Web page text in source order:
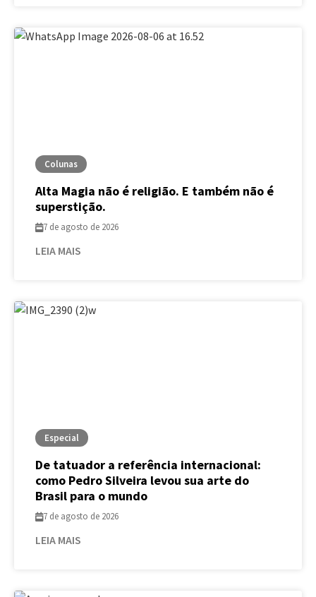
Colunas
Alta Magia não é religião. E também não é
superstição.
7 de agosto de 2026
LEIA MAIS
Especial
De tatuador a referência internacional:
como Pedro Silveira levou sua arte do
Brasil para o mundo
7 de agosto de 2026
LEIA MAIS